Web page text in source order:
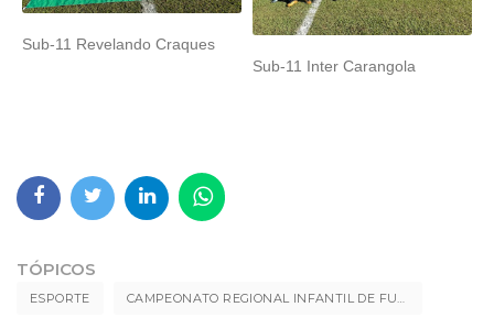
Sub-11 Revelando Craques
Sub-11 Inter Carangola
TÓPICOS
ESPORTE CAMPEONATO REGIONAL INFANTIL DE FUTEBOL